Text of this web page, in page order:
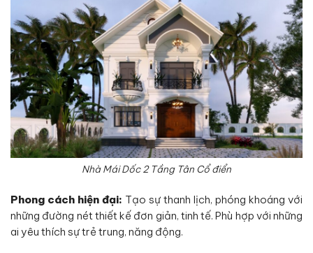
Nhà Mái Dốc 2 Tầng Tân Cổ điển
Phong cách hiện đại: Tạo sự thanh lịch, phóng khoáng với
những đường nét thiết kế đơn giản, tinh tế. Phù hợp với những
ai yêu thích sự trẻ trung, năng động.